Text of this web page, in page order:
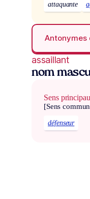
attaquante
Antonymes
assaillant
nom
Sens
[Sens
défenseur